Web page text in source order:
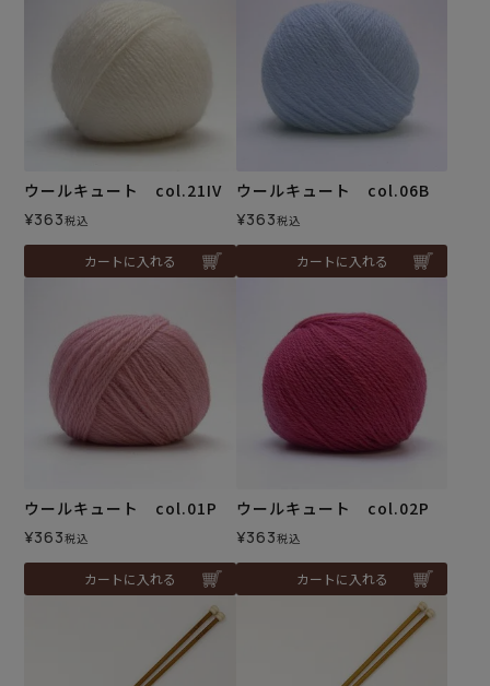
ウールキュート col.21IV
¥363税込
カートに入れる
ウールキュート col.06B
¥363税込
カートに入れる
ウールキュート col.01P
¥363税込
カートに入れる
ウールキュート col.02P
¥363税込
カートに入れる